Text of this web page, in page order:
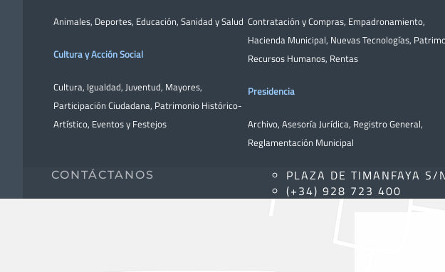
Animales, Deportes, Educación, Sanidad y Salud
Cultura y Acción Social
Cultura, Igualdad, Juventud, Mayores,
Participación Ciudadana, Patrimonio Histórico-
Artístico, Eventos y Festejos
Contratación y Compras, Empadronamiento,
Hacienda Municipal, Nuevas Tecnologías,
Recursos Humanos, Rentas
Presidencia
Archivo, Asesoría Jurídica, Registro General,
Reglamentación Municipal
CONTÁCTANOS
PLAZA DE TIMANFAYA S/
(+34) 928 723 400